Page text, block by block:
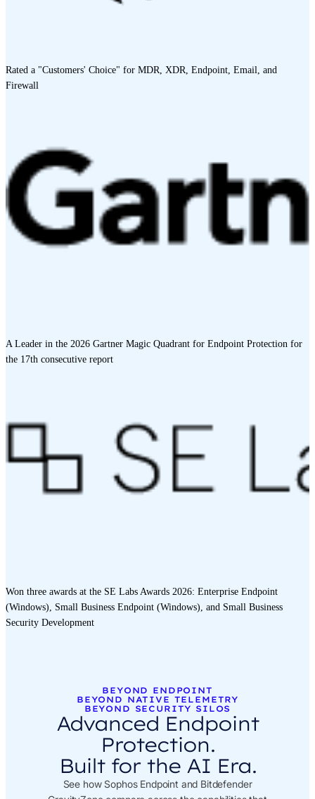
Rated a "Customers' Choice" for MDR, XDR, Endpoint, Email, and
Firewall
A Leader in the 2026 Gartner Magic Quadrant for Endpoint Protection for
the 17th consecutive report
Won three awards at the SE Labs Awards 2026: Enterprise Endpoint
(Windows), Small Business Endpoint (Windows), and Small Business
Security Development
BEYOND ENDPOINT
BEYOND NATIVE TELEMETRY
BEYOND SECURITY SILOS
Advanced Endpoint
Protection.
Built for the AI Era.
See how Sophos Endpoint and Bitdefender